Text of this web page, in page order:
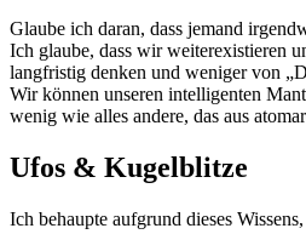
Glaube ich daran, dass jemand
Ich glaube, dass wir weiterexistieren
langfristig denken und weniger von
Wir können unseren intelligenten
wenig wie alles andere, das aus
Ufos & Kugelblitze
Ich behaupte aufgrund dieses